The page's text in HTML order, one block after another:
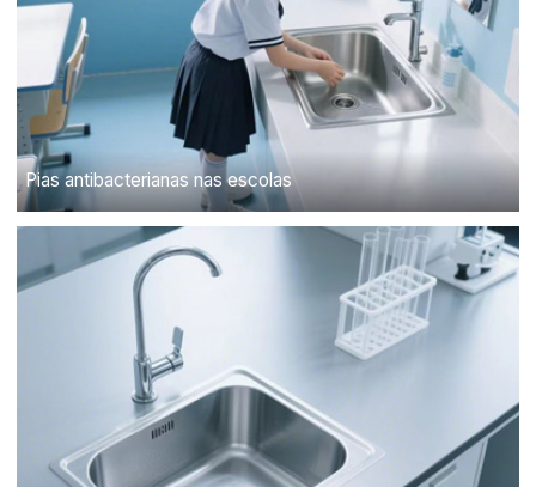
Pias antibacterianas nas escolas